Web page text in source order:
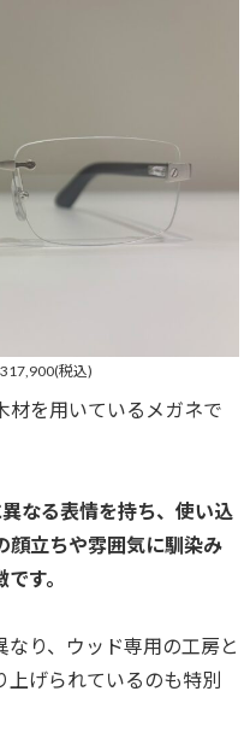
税込)
材を用いているメガネで
なる表情を持ち、使い込
顔立ちや雰囲気に馴染み
す。
り、ウッド専用の工房と
上げられているのも特別